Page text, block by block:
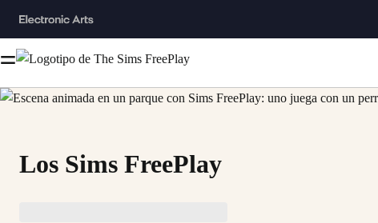
Los Sims FreePlay